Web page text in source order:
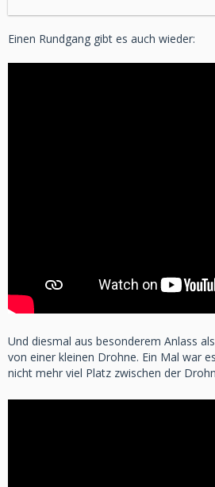
Einen Rundgang gibt es auch wieder:
Und diesmal aus besonderem Anlass
von einer kleinen Drohne. Ein Mal war
nicht mehr viel Platz zwischen der